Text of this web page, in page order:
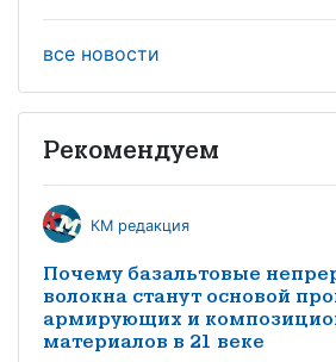
все новости
Рекомендуем
КМ редакция
Почему базальтовые
волокна станут основой
армирующих и
материалов в 21 веке